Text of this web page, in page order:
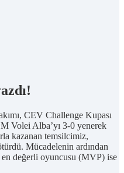
CEV Challenge Kupası
Volei Alba’yı 3-0 yenerek
kazanan temsilcimiz,
Mücadelenin ardından
en değerli oyuncusu (MVP) ise